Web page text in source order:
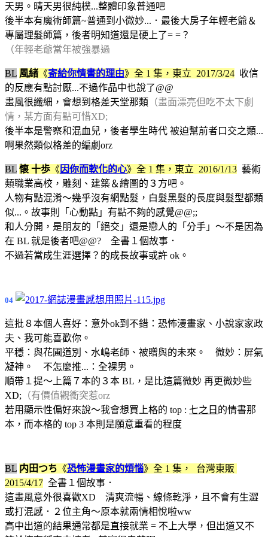
天男。晴天男很純樸...整體印象普通吧
後半本有魔術師篇~普通到小微妙...．最後大房子年輕老爺＆
專屬理髮師篇，後者明知道還是硬上了= =？
（年輕老爺當年被強暴過
BL 風緒 《寄給你情書的理由》 全 1 集， 東立 2017/3/24 收信
的反應有點討厭...不過作品中也說了@@
畫風很纖細，會想到格差天堂那類 （畫面漂亮但吃不太下劇
情，某方面有點可惜XD;
後半本是警察和混血兒，後者學生時代 被迫幫前者口交之類...
啊果然類似格差的編劇orz
BL 懐 十歩 《 因你而軟化的心》 全 1 集， 東立 2016/1/13 藝術
類職業高校，雕刻、建築＆繪圖的３方吧。
人物有點混淆～幾乎沒有網點髮，白髮黑髮的長度與髮型都類
似...。故事則「心動點」有點不夠的感覺@@;;
和人分開，是朋友的「絕交」還是戀人的「分手」～不是因為
在 BL 就是後者吧@@? 全書１個故事．
不過若當成生涯選擇？的成長故事或許 ok。
04
這批８本個人喜好：意外ok到不錯：恐怖漫畫家、小說家家政
夫、我可能喜歡你。
平穩：與花圃道別、水嶋老師、被贈與的未來。 微妙：屏氣
凝神。 不怎麼推...：全裸男。
順帶１提～上篇７本的３本 BL，是比這篇微妙 再更微妙些
XD; （有價值觀衝突惹orz
若用顯示性偏好來說～我會想買上格的 top : 七之日 的情書那
本，而本格的 top 3 本則是願意重看的程度
BL 内田つち 《恐怖漫畫家的煩惱》 全 1 集，
台灣東販
2015/4/17 全書１個故事．
這畫風意外很喜歡XD 清爽流暢、線條乾淨，且不會有生澀
或打混感．２位主角～原本就兩情相悅啦ww
高中出道的結果通常都是直接就業 = 不上大學，但出道又不